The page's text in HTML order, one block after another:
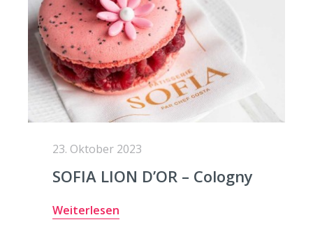
23. Oktober 2023
SOFIA LION D’OR – Cologny
Weiterlesen